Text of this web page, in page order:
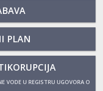
PLAN
VODE U REGISTRU UGOVORA O